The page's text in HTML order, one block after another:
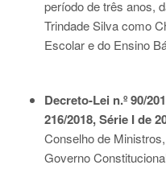
período de três anos,
Trindade Silva como
Escolar e do Ensino
Decreto-Lei n.º 90/
216/2018, Série I de
Conselho de
Governo